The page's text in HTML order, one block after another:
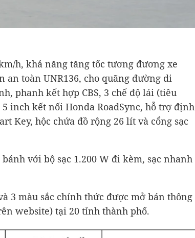
h, khả năng tăng tốc tương đương xe
an toàn UNR136, cho quãng đường di
phanh kết hợp CBS, 3 chế độ lái (tiêu
inch kết nối Honda RoadSync, hỗ trợ định
Key, hộc chứa đồ rộng 26 lít và cổng sạc
với bộ sạc 1.200 W đi kèm, sạc nhanh
3 màu sắc chính thức được mở bán thông
website) tại 20 tỉnh thành phố.